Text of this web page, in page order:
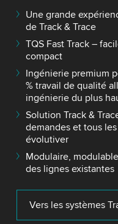
Une grande
de Track & Trace
TQS Fast Track –
compact
Ingénierie premium
% travail de qualité
ingénierie du plus
Solution Track &
demandes et tous
évolutiver
Modulaire,
des lignes existantes
Vers les systèmes